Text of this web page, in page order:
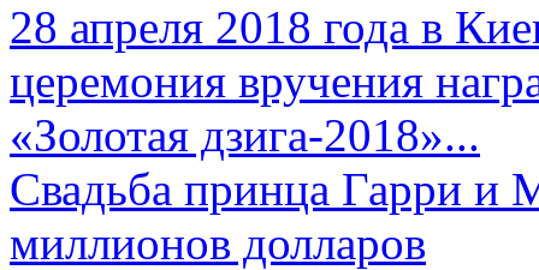
28 апреля 2018 года в
церемония вручения
«Золотая дзига-2018»...
Свадьба принца Гарри и
миллионов долларов